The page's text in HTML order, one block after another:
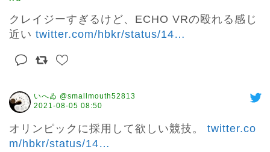
クレイジーすぎるけど、ECHO VRの殴れる感じ
近い twitter.com/hbkr/status/14…
いへゐ @smallmouth52813
2021-08-05 08:50
オリンピックに採用して欲しい競技。 twitter.co
m/hbkr/status/14…